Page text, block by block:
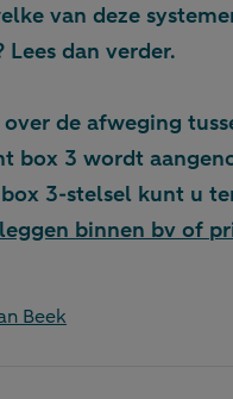
van deze
dan verder.
de afweging
box 3 wordt
3-stelsel kunt u
binnen bv of
Beek